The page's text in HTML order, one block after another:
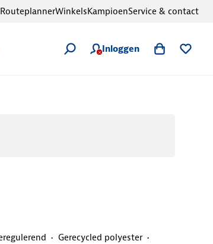
Inloggen
RouteplannerWinkelsKampioenService & contact
Gerecycled polyester